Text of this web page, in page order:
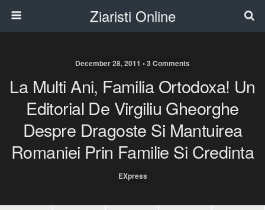
Ziaristi Online
December 28, 2011 • 3 Comments
La Multi Ani, Familia Ortodoxa! Un
Editorial De Virgiliu Gheorghe
Despre Dragoste Si Mantuirea
Romaniei Prin Familie Si Credinta
EXpress